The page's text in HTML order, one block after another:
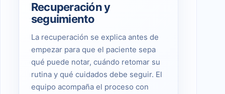
Recuperación y
seguimiento
La recuperación se explica antes de
empezar para que el paciente sepa
qué puede notar, cuándo retomar su
rutina y qué cuidados debe seguir. El
equipo acompaña el proceso con